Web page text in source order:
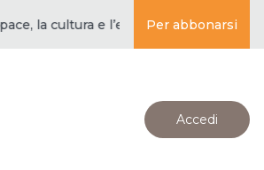
la cultura e l’educazione ·Per abbonarsi
Accedi